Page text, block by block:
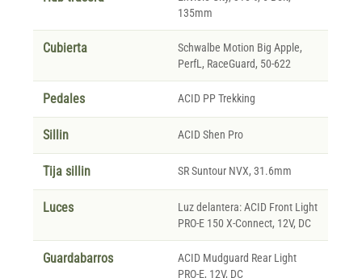
135mm
Cubierta
Schwalbe Motion Big Apple,
PerfL, RaceGuard, 50-622
Pedales ACID PP Trekking
Sillin ACID Shen Pro
Tija sillin SR Suntour NVX, 31.6mm
Luces
Luz delantera: ACID Front Light
PRO-E 150 X-Connect, 12V, DC
Guardabarros
ACID Mudguard Rear Light
PRO-E, 12V, DC